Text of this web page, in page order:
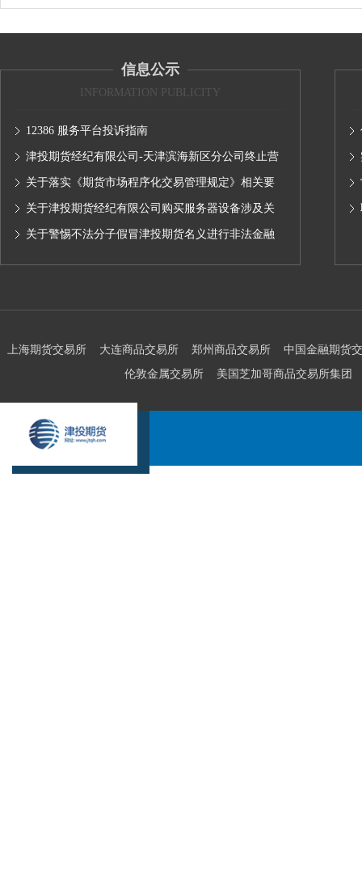
信息公示
INFORMATION PUBLICITY
12386 服务平台投诉指南
津投期货经纪有限公司-天津滨海新区分公司终止营
业的公告
关于落实《期货市场程序化交易管理规定》相关要
求,无限易终端版本调整及客户通知
关于津投期货经纪有限公司购买服务器设备涉及关
联交易情况的公示
关于警惕不法分子假冒津投期货名义进行非法金融
上海期货交易所 大连商品交易所 郑州商品交易所
中国金融期货
伦敦金属交易所
美国芝加哥商品交易所集团